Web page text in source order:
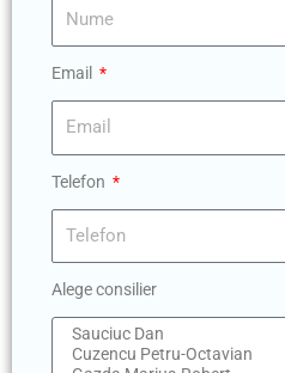
Email
Telefon
Alege consilier